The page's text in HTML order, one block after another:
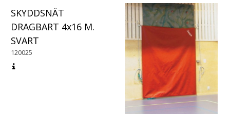
SKYDDSNÄT
DRAGBART 4x16 M.
SVART
120025